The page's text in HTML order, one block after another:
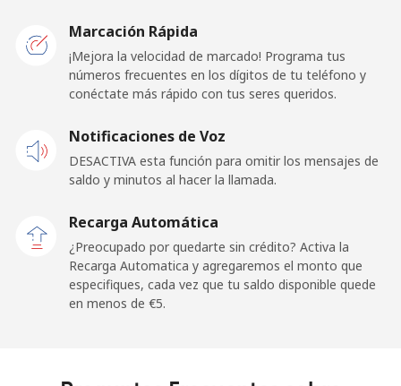
Línea fija ⁦47.5¢⁩ 21 min por ⁦€10⁩
⁦32.9¢⁩ 30 min por ⁦€10⁩
Celular ⁦26.9¢⁩ 37 min por ⁦€10⁩
Liechtenstein
Celular 117 min por ⁦€10⁩
Marcación Rápida
¡Mejora la velocidad de marcado! Programa tus
números frecuentes en los dígitos de tu teléfono y
conéctate más rápido con tus seres queridos.
Notificaciones de Voz
DESACTIVA esta función para omitir los mensajes de
saldo y minutos al hacer la llamada.
Recarga Automática
¿Preocupado por quedarte sin crédito? Activa la
Recarga Automatica y agregaremos el monto que
especifiques, cada vez que tu saldo disponible quede
en menos de ⁦€5⁩.